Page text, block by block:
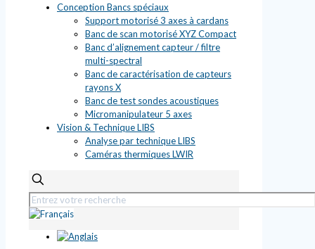
Conception Bancs spéciaux
Support motorisé 3 axes à cardans
Banc de scan motorisé XYZ Compact
Banc d’alignement capteur / filtre
multi-spectral
Banc de caractérisation de capteurs
rayons X
Banc de test sondes acoustiques
Micromanipulateur 5 axes
Vision & Technique LIBS
Analyse par technique LIBS
Caméras thermiques LWIR